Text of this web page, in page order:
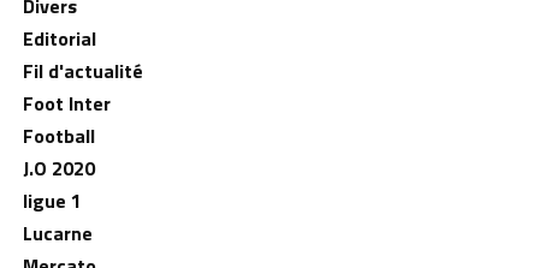
Divers
Editorial
Fil d'actualité
Foot Inter
Football
J.O 2020
ligue 1
Lucarne